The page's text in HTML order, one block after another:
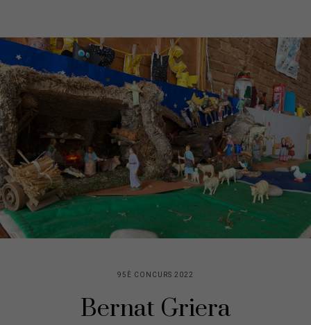
95È CONCURS 2022
Bernat Griera